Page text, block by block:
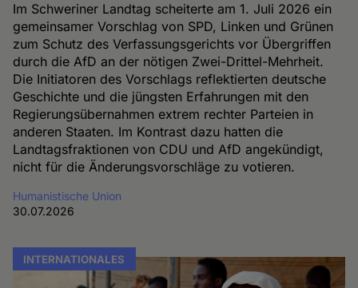
Im Schweriner Landtag scheiterte am 1. Juli 2026 ein
gemeinsamer Vorschlag von SPD, Linken und Grünen
zum Schutz des Verfassungsgerichts vor Übergriffen
durch die AfD an der nötigen Zwei-Drittel-Mehrheit.
Die Initiatoren des Vorschlags reflektierten deutsche
Geschichte und die jüngsten Erfahrungen mit den
Regierungsübernahmen extrem rechter Parteien in
anderen Staaten. Im Kontrast dazu hatten die
Landtagsfraktionen von CDU und AfD angekündigt,
nicht für die Änderungsvorschläge zu votieren.
Humanistische Union
30.07.2026
INTERNATIONALES